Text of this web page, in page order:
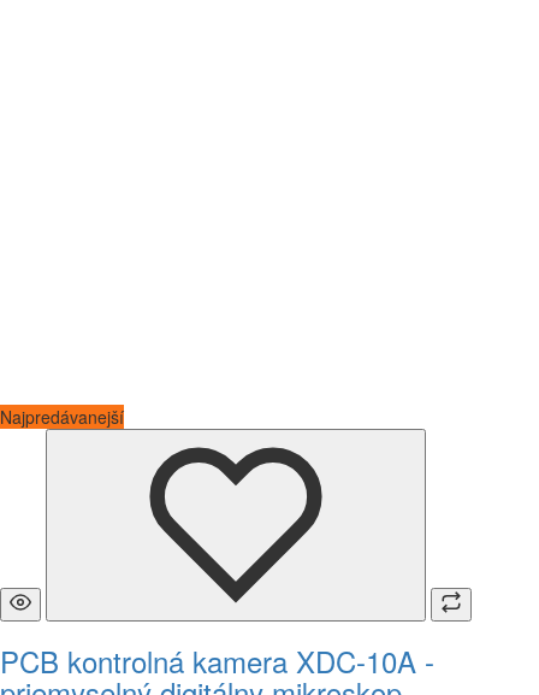
Najpredávanejší
PCB kontrolná kamera XDC-10A -